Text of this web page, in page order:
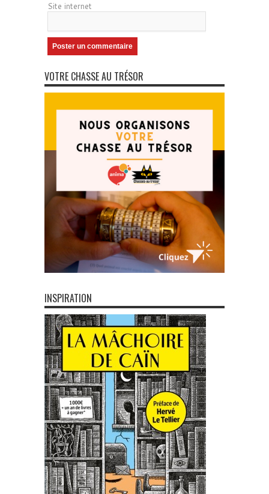
Site internet
VOTRE CHASSE AU TRÉSOR
INSPIRATION